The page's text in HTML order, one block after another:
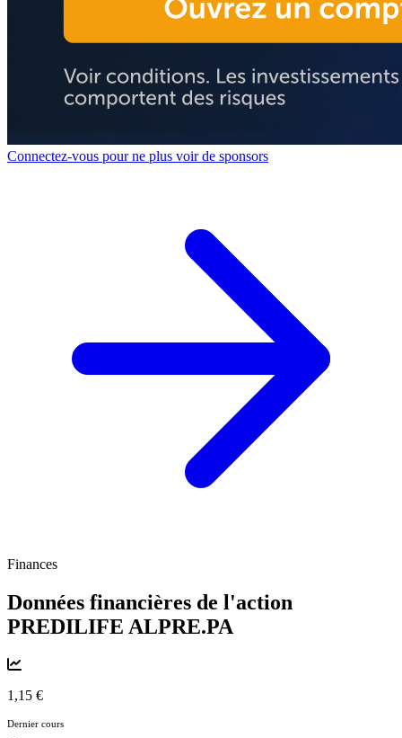
Connectez-vous pour ne plus voir de sponsors
Finances
Données financières de l'action
PREDILIFE ALPRE.PA
1,15 €
Dernier cours